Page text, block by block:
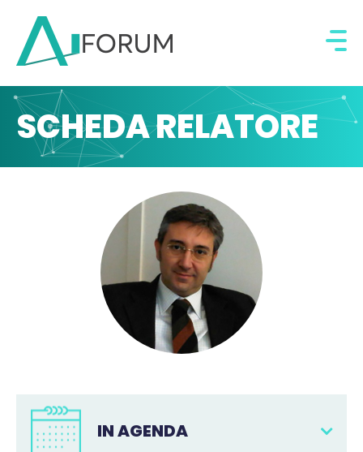
SCHEDA RELATORE
IN AGENDA